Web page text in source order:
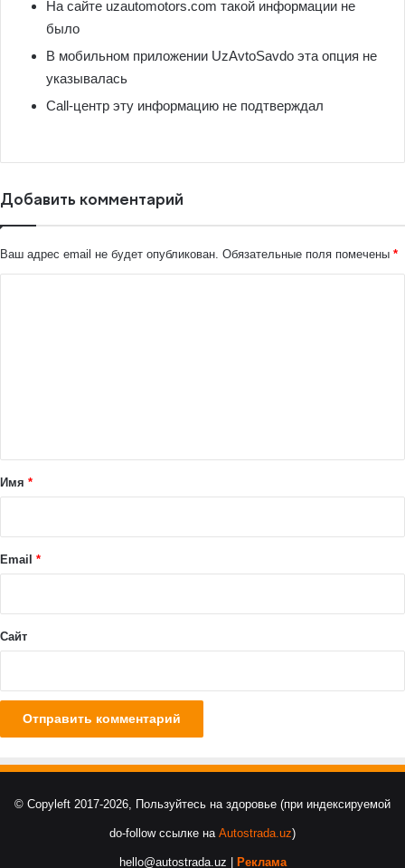
На сайте uzautomotors.com такой информации не
было
В мобильном приложении UzAvtoSavdo эта опция не
указывалась
Call-центр эту информацию не подтверждал
Добавить комментарий
Ваш адрес email не будет опубликован. Обязательные поля помечены *
а
й
Имя *
Email *
Сайт
© Copyleft 2017-2026, Пользуйтесь на здоровье (при индексируемой
do-follow ссылке на Autostrada.uz)
hello@autostrada.uz | Реклама